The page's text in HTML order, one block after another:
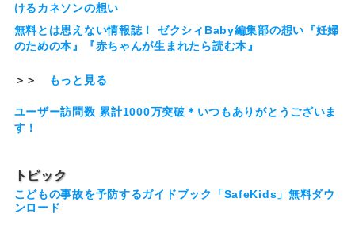
けるカネソンの想い
無料とは思えない情報誌！ ゼクシィBaby編集部の想い『妊婦
のための本』『赤ちゃんが生まれたら読む本』
＞＞ もっと見る
ユーザー訪問数 累計1000万突破＊いつもありがとうございま
す！
トピック
こどもの事故を予防するガイドブック「SafeKids」無料ダウ
ンロード